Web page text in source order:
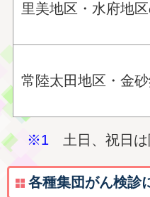
里美地区・水府地
常陸太田地区・金
※1 土日、祝日は
各種集団がん検診